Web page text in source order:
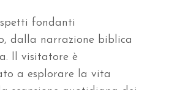
fondanti
dalla narrazione biblica
Il visitatore è
a esplorare la vita